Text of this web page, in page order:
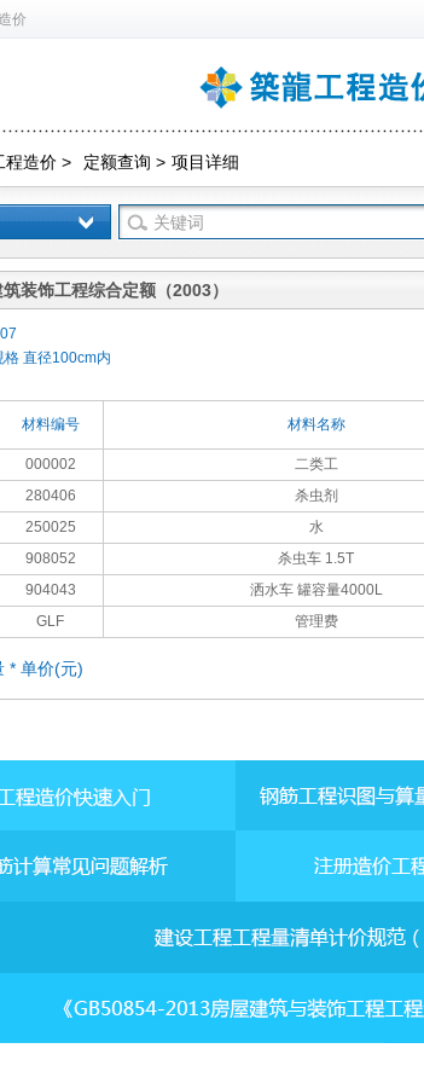
价
程造价 > 定额查询 > 项目详细
装饰工程综合定额（2003）
格 直径100cm内
材料编号 材料名称
000002 二类工
280406 杀虫剂
250025
水
908052 杀虫车 1.5T
904043
洒水车 罐容量4000L
GLF 管理费
* 单价(元)